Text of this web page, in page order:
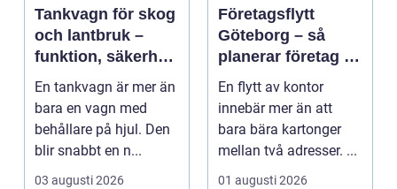
Tankvagn för skog
och lantbruk –
funktion, säkerhet
och smarta val
En tankvagn är mer än
bara en vagn med
behållare på hjul. Den
blir snabbt en n...
03 augusti 2026
Företagsflytt
Göteborg – så
planerar företag en
smidig och trygg
flytt
En flytt av kontor
innebär mer än att
bara bära kartonger
mellan två adresser. ...
01 augusti 2026